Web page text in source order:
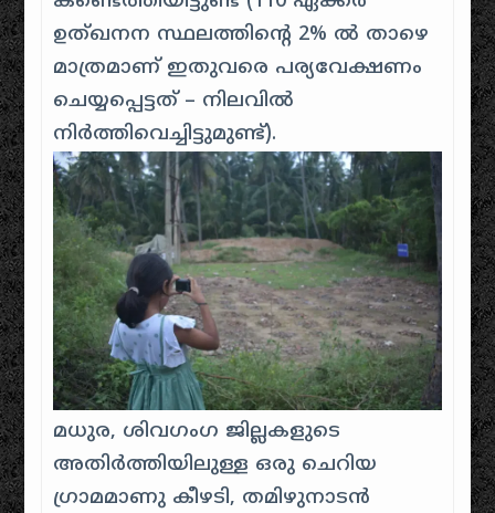
ഉത്ഖനന സ്ഥലത്തിൻ്റെ 2% ൽ താഴെ
മാത്രമാണ് ഇതുവരെ പര്യവേക്ഷണം
ചെയ്യപ്പെട്ടത് – നിലവിൽ
നിർത്തിവെച്ചിട്ടുമുണ്ട്).
മധുര, ശിവഗംഗ ജില്ലകളുടെ
അതിർത്തിയിലുള്ള ഒരു ചെറിയ
ഗ്രാമമാണു കീഴടി, തമിഴുനാടൻ